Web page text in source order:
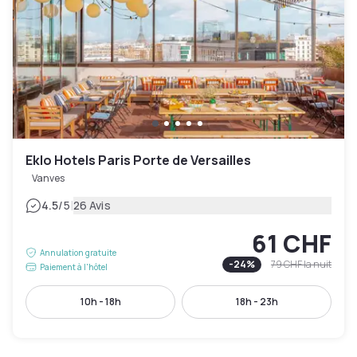
Eklo Hotels Paris Porte de Versailles
Vanves
4.5/5|26 Avis
Annulation gratuite
Paiement à l'hôtel
61 CHF
-24% 79 CHFla nuit
10h - 18h 18h - 23h